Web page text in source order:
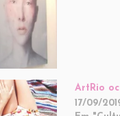
ArtRio
17/09/